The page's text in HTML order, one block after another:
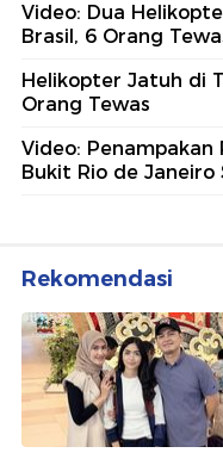
Video: Dua
Brasil, 6 Orang
Helikopter Jatuh di
Orang Tewas
Video: Penampakan
Bukit Rio de Janeiro
Rekomendasi